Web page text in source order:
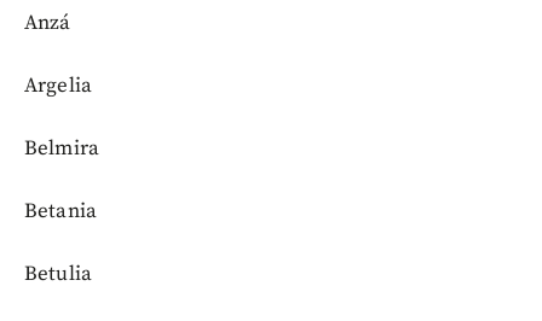
Anzá
Argelia
Belmira
Betania
Betulia